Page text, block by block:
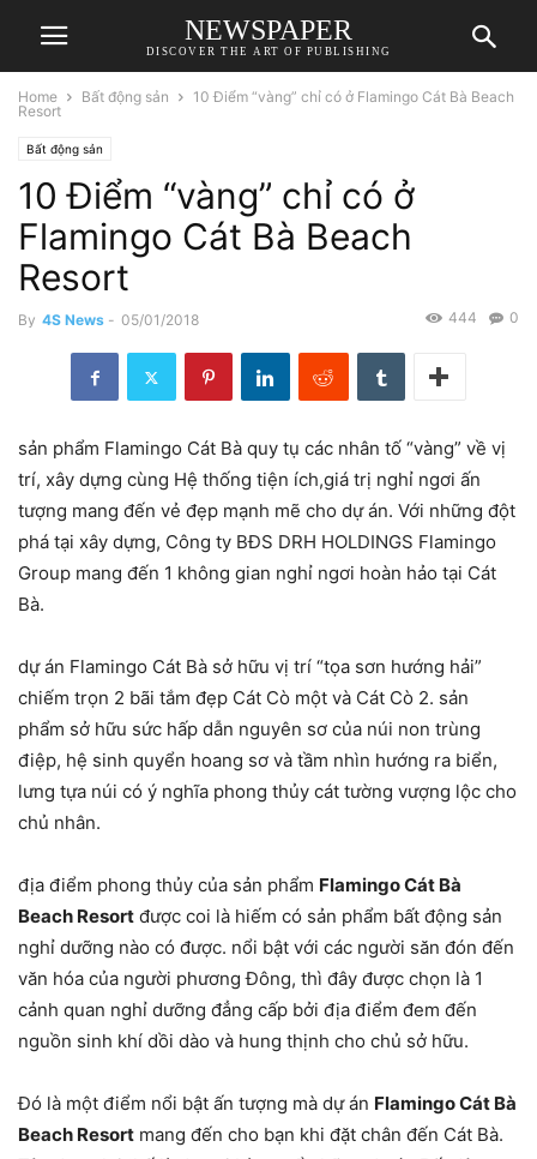
NEWSPAPER
DISCOVER THE ART OF PUBLISHING
Home Bất động sản
10 Điểm “vàng” chỉ có ở Flamingo Cát Bà Beach
Resort
Bất động sản
10 Điểm “vàng” chỉ có ở
Flamingo Cát Bà Beach
Resort
By 4S News - 05/01/2018 0
444
sản phẩm Flamingo Cát Bà quy tụ các nhân tố “vàng” về vị
trí, xây dựng cùng Hệ thống tiện ích,giá trị nghỉ ngơi ấn
tượng mang đến vẻ đẹp mạnh mẽ cho dự án. Với những đột
phá tại xây dựng, Công ty BĐS DRH HOLDINGS Flamingo
Group mang đến 1 không gian nghỉ ngơi hoàn hảo tại Cát
Bà.
dự án Flamingo Cát Bà sở hữu vị trí “tọa sơn hướng hải”
chiếm trọn 2 bãi tắm đẹp Cát Cò một và Cát Cò 2. sản
phẩm sở hữu sức hấp dẫn nguyên sơ của núi non trùng
điệp, hệ sinh quyển hoang sơ và tầm nhìn hướng ra biển,
lưng tựa núi có ý nghĩa phong thủy cát tường vượng lộc cho
chủ nhân.
địa điểm phong thủy của sản phẩm Flamingo Cát Bà
Beach Resort được coi là hiếm có sản phẩm bất động sản
nghỉ dưỡng nào có được. nổi bật với các người săn đón đến
văn hóa của người phương Đông, thì đây được chọn là 1
cảnh quan nghỉ dưỡng đẳng cấp bởi địa điểm đem đến
nguồn sinh khí dồi dào và hung thịnh cho chủ sở hữu.
Đó là một điểm nổi bật ấn tượng mà dự án Flamingo Cát Bà
Beach Resort mang đến cho bạn khi đặt chân đến Cát Bà.